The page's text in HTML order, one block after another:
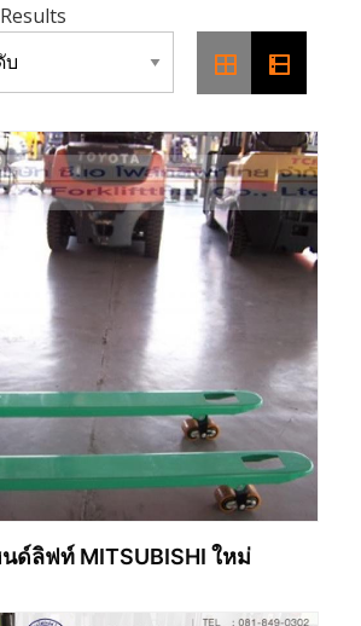
ด์ลิฟท์ MITSUBISHI ใหม่